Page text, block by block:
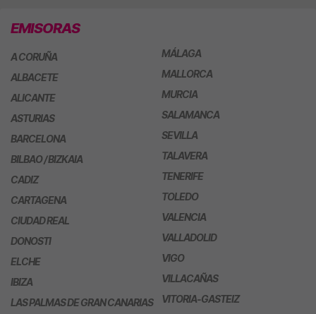
EMISORAS
A CORUÑA
ALBACETE
ALICANTE
ASTURIAS
BARCELONA
BILBAO / BIZKAIA
CADIZ
CARTAGENA
CIUDAD REAL
DONOSTI
ELCHE
IBIZA
LAS PALMAS DE GRAN CANARIAS
MÁLAGA
MALLORCA
MURCIA
SALAMANCA
SEVILLA
TALAVERA
TENERIFE
TOLEDO
VALENCIA
VALLADOLID
VIGO
VILLACAÑAS
VITORIA-GASTEIZ